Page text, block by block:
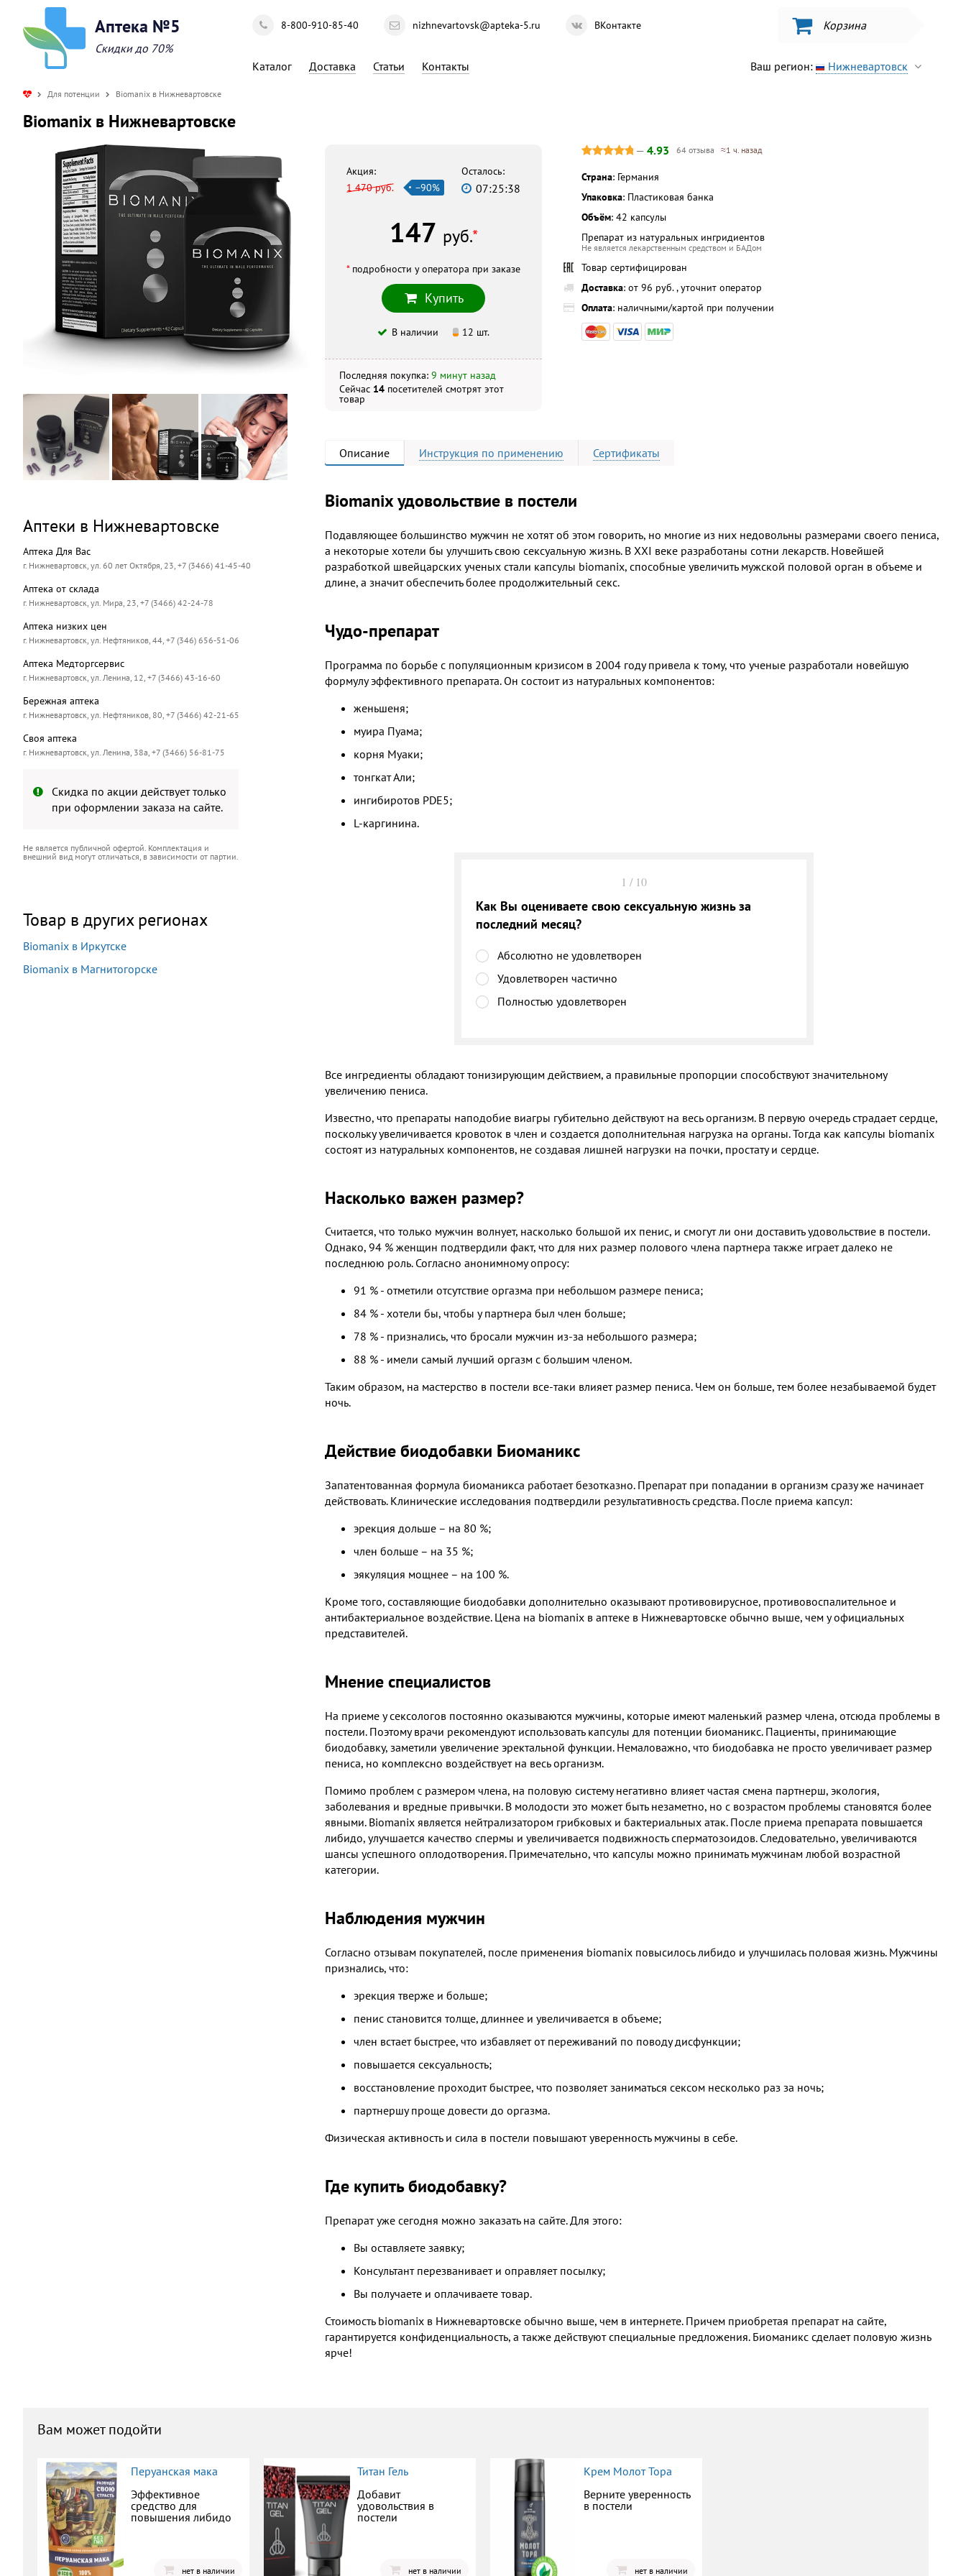
Аптека №5
Скидки до 70%
8-800-910-85-40 nizhnevartovsk@apteka-5.ru ВКонтакте Корзина
Каталог Доставка Статьи Контакты Ваш регион: Нижневартовск
Для потенции Biomanix в Нижневартовске
Biomanix в Нижневартовске
Аптеки в Нижневартовске
Аптека Для Вас
г. Нижневартовск, ул. 60 лет Октября, 23, +7 (3466) 41-45-40
Аптека от склада
г. Нижневартовск, ул. Мира, 23, +7 (3466) 42-24-78
Аптека низких цен
г. Нижневартовск, ул. Нефтяников, 44, +7 (346) 656-51-06
Аптека Медторгсервис
г. Нижневартовск, ул. Ленина, 12, +7 (3466) 43-16-60
Бережная аптека
г. Нижневартовск, ул. Нефтяников, 80, +7 (3466) 42-21-65
Своя аптека
г. Нижневартовск, ул. Ленина, 38а, +7 (3466) 56-81-75
Скидка по акции действует только
при оформлении заказа на сайте.
Не является публичной офертой. Комплектация и
внешний вид могут отличаться, в зависимости от партии.
Товар в других регионах
Biomanix в Иркутске
Biomanix в Магнитогорске
Акция:
1 470 руб.
−90%
Осталось:
07:25:37
147 руб.*
*подробности у оператора при заказе
Купить
В наличии 12 шт.
Последняя покупка: 9 минут назад
Сейчас 14 посетителей смотрят этот
товар
— 4.93 64 отзыва ≈1 ч. назад
Страна: Германия
Упаковка: Пластиковая банка
Объём: 42 капсулы
Препарат из натуральных ингридиентов
Не является лекарственным средством и БАДом
Товар сертифицирован
Доставка: от 96 руб. , уточнит оператор
Оплата: наличными/картой при получении
Описание Инструкция по применению Сертификаты
Biomanix удовольствие в постели
Подавляющее большинство мужчин не хотят об этом говорить, но многие из них недовольны размерами своего пениса,
а некоторые хотели бы улучшить свою сексуальную жизнь. В XXI веке разработаны сотни лекарств. Новейшей
разработкой швейцарских ученых стали капсулы biomanix, способные увеличить мужской половой орган в объеме и
длине, а значит обеспечить более продолжительный секс.
Чудо-препарат
Программа по борьбе с популяционным кризисом в 2004 году привела к тому, что ученые разработали новейшую
формулу эффективного препарата. Он состоит из натуральных компонентов:
женьшеня;
муира Пуама;
корня Муаки;
тонгкат Али;
ингибиротов PDE5;
L-каргинина.
1 / 10
Как Вы оцениваете свою сексуальную жизнь за
последний месяц?
Абсолютно не удовлетворен
Удовлетворен частично
Полностью удовлетворен
Все ингредиенты обладают тонизирующим действием, а правильные пропорции способствуют значительному
увеличению пениса.
Известно, что препараты наподобие виагры губительно действуют на весь организм. В первую очередь страдает сердце,
поскольку увеличивается кровоток в член и создается дополнительная нагрузка на органы. Тогда как капсулы biomanix
состоят из натуральных компонентов, не создавая лишней нагрузки на почки, простату и сердце.
Насколько важен размер?
Считается, что только мужчин волнует, насколько большой их пенис, и смогут ли они доставить удовольствие в постели.
Однако, 94 % женщин подтвердили факт, что для них размер полового члена партнера также играет далеко не
последнюю роль. Согласно анонимному опросу:
91 % - отметили отсутствие оргазма при небольшом размере пениса;
84 % - хотели бы, чтобы у партнера был член больше;
78 % - признались, что бросали мужчин из-за небольшого размера;
88 % - имели самый лучший оргазм с большим членом.
Таким образом, на мастерство в постели все-таки влияет размер пениса. Чем он больше, тем более незабываемой будет
ночь.
Действие биодобавки Биоманикс
Запатентованная формула биоманикса работает безотказно. Препарат при попадании в организм сразу же начинает
действовать. Клинические исследования подтвердили результативность средства. После приема капсул:
эрекция дольше – на 80 %;
член больше – на 35 %;
эякуляция мощнее – на 100 %.
Кроме того, составляющие биодобавки дополнительно оказывают противовирусное, противовоспалительное и
антибактериальное воздействие. Цена на biomanix в аптеке в Нижневартовске обычно выше, чем у официальных
представителей.
Мнение специалистов
На приеме у сексологов постоянно оказываются мужчины, которые имеют маленький размер члена, отсюда проблемы в
постели. Поэтому врачи рекомендуют использовать капсулы для потенции биоманикс. Пациенты, принимающие
биодобавку, заметили увеличение эректальной функции. Немаловажно, что биодобавка не просто увеличивает размер
пениса, но комплексно воздействует на весь организм.
Помимо проблем с размером члена, на половую систему негативно влияет частая смена партнерш, экология,
заболевания и вредные привычки. В молодости это может быть незаметно, но с возрастом проблемы становятся более
явными. Biomanix является нейтрализатором грибковых и бактериальных атак. После приема препарата повышается
либидо, улучшается качество спермы и увеличивается подвижность сперматозоидов. Следовательно, увеличиваются
шансы успешного оплодотворения. Примечательно, что капсулы можно принимать мужчинам любой возрастной
категории.
Наблюдения мужчин
Согласно отзывам покупателей, после применения biomanix повысилось либидо и улучшилась половая жизнь. Мужчины
признались, что:
эрекция тверже и больше;
пенис становится толще, длиннее и увеличивается в объеме;
член встает быстрее, что избавляет от переживаний по поводу дисфункции;
повышается сексуальность;
восстановление проходит быстрее, что позволяет заниматься сексом несколько раз за ночь;
партнершу проще довести до оргазма.
Физическая активность и сила в постели повышают уверенность мужчины в себе.
Где купить биодобавку?
Препарат уже сегодня можно заказать на сайте. Для этого:
Вы оставляете заявку;
Консультант перезванивает и оправляет посылку;
Вы получаете и оплачиваете товар.
Стоимость biomanix в Нижневартовске обычно выше, чем в интернете. Причем приобретая препарат на сайте,
гарантируется конфиденциальность, а также действуют специальные предложения. Биоманикс сделает половую жизнь
ярче!
Вам может подойти
Перуанская мака
Эффективное
средство для
повышения либидо
нет в наличии
Титан Гель
Добавит
удовольствия в
постели
нет в наличии
Крем Молот Тора
Верните уверенность
в постели
нет в наличии